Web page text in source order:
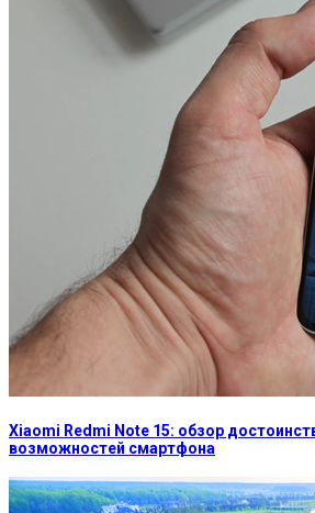
Xiaomi Redmi Note 15: обзор
возможностей смартфона